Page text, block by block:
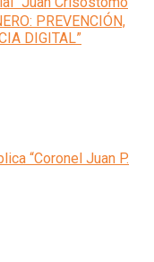
“Coronel Juan P.